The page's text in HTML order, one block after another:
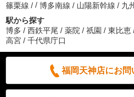
篠栗線 / / 博多南線 / 山陽新幹線 / 九
駅から探す
博多 / 西鉄平尾 / 薬院 / 祇園 / 東比恵
高宮 / 千代県庁口
福岡天神店にお問